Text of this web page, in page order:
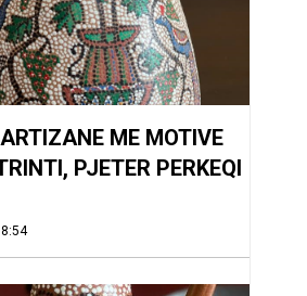
ME MOTIVE
PJETER PERKEQI